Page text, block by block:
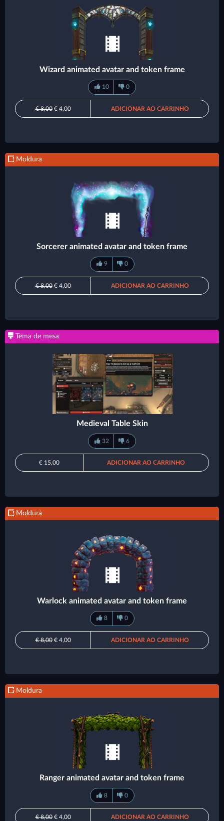
Wizard animated avatar and token frame
10 0
€ 8,00€ 4,00 ADICIONAR AO CARRINHO
Moldura
Sorcerer animated avatar and token frame
9 0
€ 8,00€ 4,00 ADICIONAR AO CARRINHO
Tema de mesa
Medieval Table Skin
32 6
€ 15,00 ADICIONAR AO CARRINHO
Moldura
Warlock animated avatar and token frame
8 0
€ 8,00€ 4,00 ADICIONAR AO CARRINHO
Moldura
Ranger animated avatar and token frame
8 0
€ 8,00€ 4,00 ADICIONAR AO CARRINHO